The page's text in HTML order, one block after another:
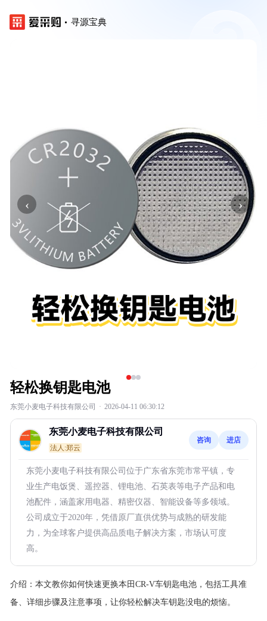
寻源宝典
‹ ›
轻松换钥匙电池
东莞小麦电子科技有限公司 · 2026-04-11 06:30:12
东莞小麦电子科技有限公司
法人:郑云
咨询 进店
东莞小麦电子科技有限公司位于广东省东莞市常平镇，专
业生产电饭煲、遥控器、锂电池、石英表等电子产品和电
池配件，涵盖家用电器、精密仪器、智能设备等多领域。
公司成立于2020年，凭借原厂直供优势与成熟的研发能
力，为全球客户提供高品质电子解决方案，市场认可度
高。
介绍： 本文教你如何快速更换本田CR-V车钥匙电池，包括工具准
备、详细步骤及注意事项，让你轻松解决车钥匙没电的烦恼。